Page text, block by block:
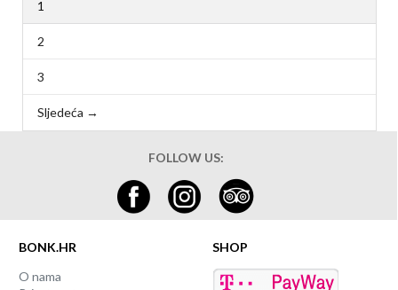
1
2
3
Sljedeća →
FOLLOW US:
BONK.HR
O nama
SHOP